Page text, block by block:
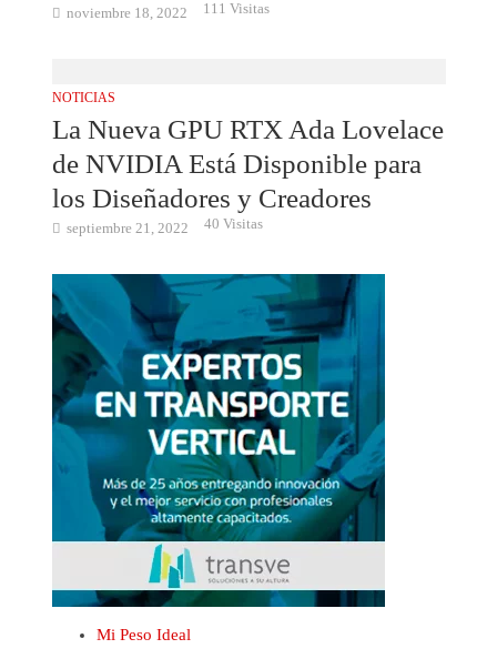
noviembre 18, 2022 111 Visitas
NOTICIAS
La Nueva GPU RTX Ada Lovelace
de NVIDIA Está Disponible para
los Diseñadores y Creadores
septiembre 21, 2022 40 Visitas
Mi Peso Ideal